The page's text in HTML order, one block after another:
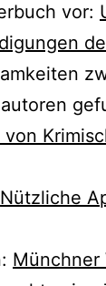
vor:
Nützliche
Münchner